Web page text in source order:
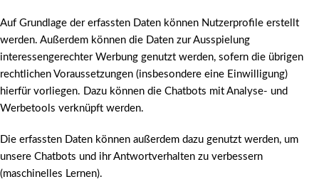
Auf Grundlage der erfassten Daten können Nutzerprofile erstellt
werden. Außerdem können die Daten zur Ausspielung
interessengerechter Werbung genutzt werden, sofern die übrigen
rechtlichen Voraussetzungen (insbesondere eine Einwilligung)
hierfür vorliegen. Dazu können die Chatbots mit Analyse- und
Werbetools verknüpft werden.
Die erfassten Daten können außerdem dazu genutzt werden, um
unsere Chatbots und ihr Antwortverhalten zu verbessern
(maschinelles Lernen).